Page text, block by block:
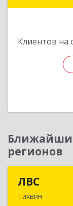
Клиентов на
регионов
ЛВС
Тихвин